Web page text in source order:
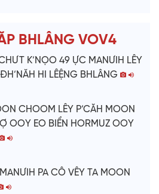
e
o
BHLÂNG VOV4
K’NỌO 49 ỰC MANƯIH LÊY
HI LÊỆNG BHLÂNG
CHOOM LÊY P’CĂH MOON
OOY EO BIỂN HORMUZ OOY
PA CÔ VÊY TA MOON